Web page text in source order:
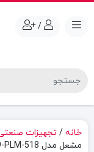
/
خانه / تجهیزات
مشعل مدل PM9-PLM-518